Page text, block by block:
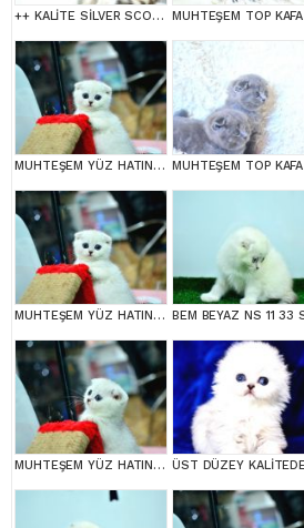
++ KALİTE SİLVER SCOTTİSH FOLD
MUHTEŞEM YÜZ HATINA SAHİP SİLVER SCOTTİSH FOLD
MUHTEŞEM YÜZ HATINA SAHİP SİLVER SCOTTİSH FOLD
MUHTEŞEM YÜZ HATINA SAHİP SİLVER SCOTTİSH FOLD